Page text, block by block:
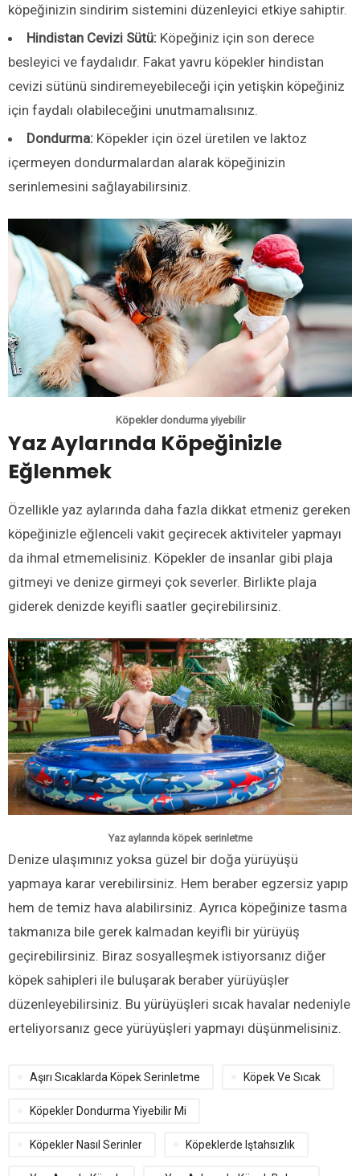
köpeğinizin sindirim sistemini düzenleyici etkiye sahiptir.
Hindistan Cevizi Sütü: Köpeğiniz için son derece
besleyici ve faydalıdır. Fakat yavru köpekler hindistan
cevizi sütünü sindiremeyebileceği için yetişkin köpeğiniz
için faydalı olabileceğini unutmamalısınız.
Dondurma: Köpekler için özel üretilen ve laktoz
içermeyen dondurmalardan alarak köpeğinizin
serinlemesini sağlayabilirsiniz.
Köpekler dondurma yiyebilir
Yaz Aylarında Köpeğinizle
Eğlenmek
Özellikle yaz aylarında daha fazla dikkat etmeniz gereken
köpeğinizle eğlenceli vakit geçirecek aktiviteler yapmayı
da ihmal etmemelisiniz. Köpekler de insanlar gibi plaja
gitmeyi ve denize girmeyi çok severler. Birlikte plaja
giderek denizde keyifli saatler geçirebilirsiniz.
Yaz aylarında köpek serinletme
Denize ulaşımınız yoksa güzel bir doğa yürüyüşü
yapmaya karar verebilirsiniz. Hem beraber egzersiz yapıp
hem de temiz hava alabilirsiniz. Ayrıca köpeğinize tasma
takmanıza bile gerek kalmadan keyifli bir yürüyüş
geçirebilirsiniz. Biraz sosyalleşmek istiyorsanız diğer
köpek sahipleri ile buluşarak beraber yürüyüşler
düzenleyebilirsiniz. Bu yürüyüşleri sıcak havalar nedeniyle
erteliyorsanız gece yürüyüşleri yapmayı düşünmelisiniz.
Aşırı Sıcaklarda Köpek Serinletme Köpek Ve Sıcak
Köpekler Dondurma Yiyebilir Mi
Köpekler Nasıl Serinler Köpeklerde Iştahsızlık